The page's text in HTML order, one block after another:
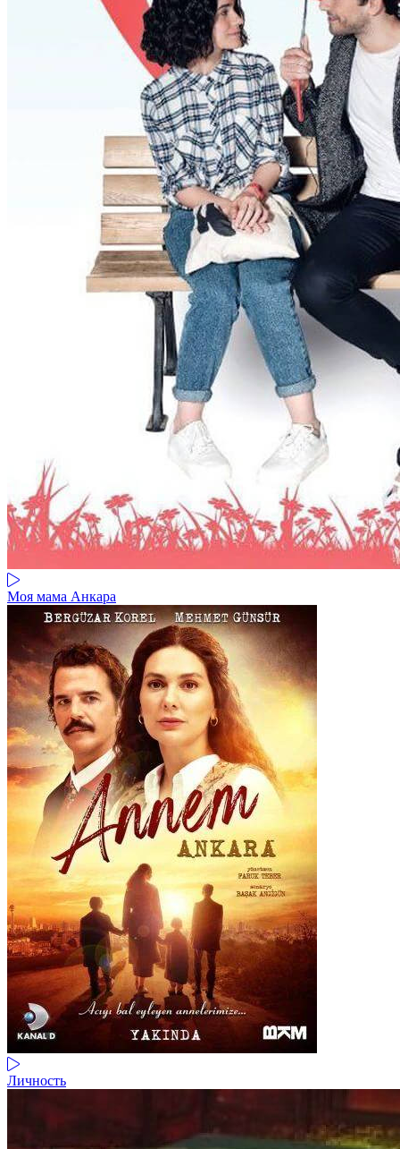
Моя мама Анкара
Личность